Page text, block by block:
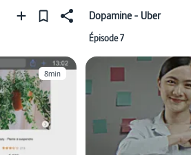
Dopamine - Uber
Épisode 7
8min